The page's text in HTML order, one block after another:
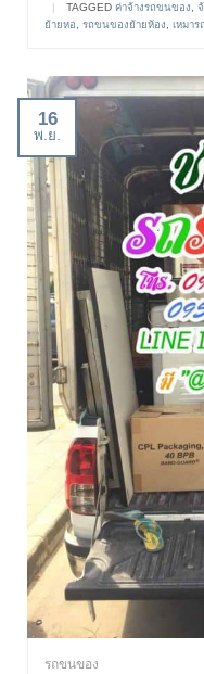
| TAGGED ค่าจ้างรถขนของ,
ย้ายหอ, รถขนของย้ายห้อง, เหมา
16
พ.ย.
รถขนของ